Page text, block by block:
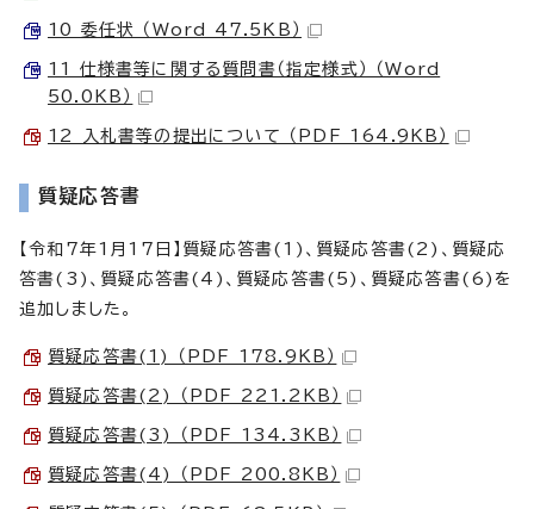
10 委任状 （Word 47.5KB）
11 仕様書等に関する質問書（指定様式） （Word
50.0KB）
12 入札書等の提出について （PDF 164.9KB）
質疑応答書
【令和7年1月17日】質疑応答書(1)、質疑応答書(2)、質疑応
答書(3)、質疑応答書(4)、質疑応答書(5)、質疑応答書(6)を
追加しました。
質疑応答書(1) （PDF 178.9KB）
質疑応答書(2) （PDF 221.2KB）
質疑応答書(3) （PDF 134.3KB）
質疑応答書(4) （PDF 200.8KB）